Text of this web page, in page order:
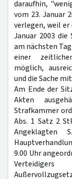
daraufhin,
vom 23. Januar
verlegen, weil er
Januar 2003
am nächsten
einer
möglich,
und die Sache
Am Ende der
Akten
Strafkammer
Abs. 1 Satz 2
Angeklagten
9.00 Uhr